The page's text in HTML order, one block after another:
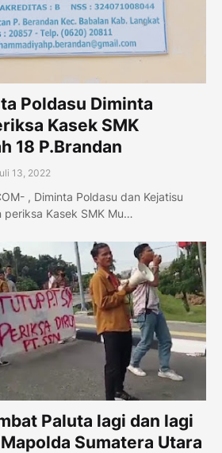
Poldasu Diminta
Kasek SMK
18 P.Brandan
13, 2022
, Diminta Poldasu dan Kejatisu
periksa Kasek SMK Mu…
Paluta lagi dan lagi
Sumatera Utara